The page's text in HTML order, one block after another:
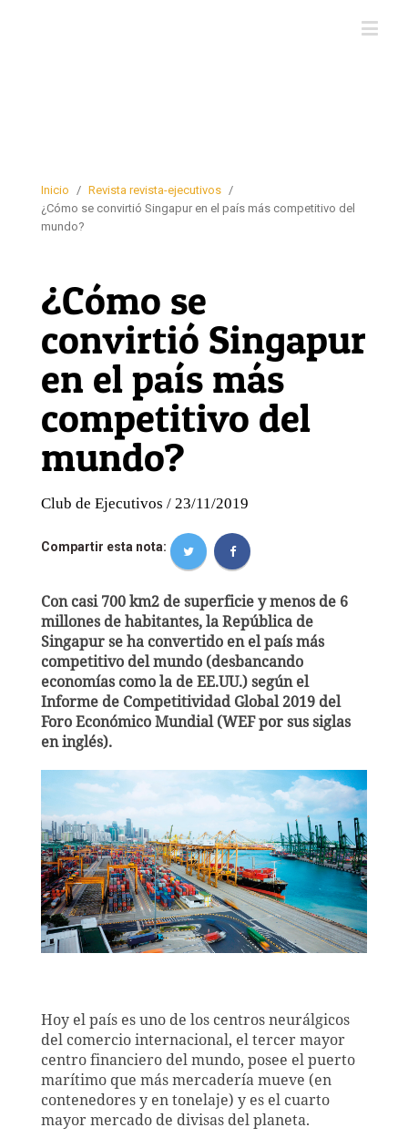
Inicio / Revista revista-ejecutivos /
¿Cómo se convirtió Singapur en el país más competitivo del
mundo?
¿Cómo se
convirtió Singapur
en el país más
competitivo del
mundo?
Club de Ejecutivos / 23/11/2019
Compartir esta nota:
Con casi 700 km2 de superficie y menos de 6
millones de habitantes, la República de
Singapur se ha convertido en el país más
competitivo del mundo (desbancando
economías como la de EE.UU.) según el
Informe de Competitividad Global 2019 del
Foro Económico Mundial (WEF por sus siglas
en inglés).
Hoy el país es uno de los centros neurálgicos
del comercio internacional, el tercer mayor
centro financiero del mundo, posee el puerto
marítimo que más mercadería mueve (en
contenedores y en tonelaje) y es el cuarto
mayor mercado de divisas del planeta.